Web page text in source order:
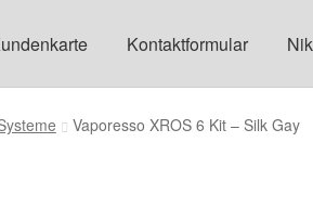
Kontaktformular
Vaporesso XROS 6 Kit – Silk Gay